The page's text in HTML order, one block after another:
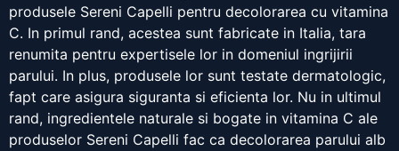
produsele Sereni Capelli pentru decolorarea cu vitamina
C. In primul rand, acestea sunt fabricate in Italia, tara
renumita pentru expertisele lor in domeniul ingrijirii
parului. In plus, produsele lor sunt testate dermatologic,
fapt care asigura siguranta si eficienta lor. Nu in ultimul
rand, ingredientele naturale si bogate in vitamina C ale
produselor Sereni Capelli fac ca decolorarea parului alb